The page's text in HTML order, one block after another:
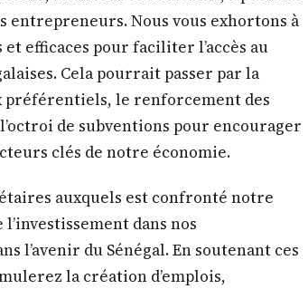
entrepreneurs. Nous vous exhortons à
efficaces pour faciliter l’accès au
Cela pourrait passer par la
préférentiels, le renforcement des
de subventions pour encourager
clés de notre économie.
auxquels est confronté notre
dans nos
l’avenir du Sénégal. En soutenant ces
la création d’emplois,